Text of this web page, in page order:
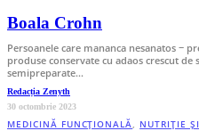
Boala Crohn
Persoanele care mananca nesanatos −
produse conservate cu adaos crescut de
semipreparate…
Redacția Zenyth
30 octombrie 2023
MEDICINĂ FUNCȚIONALĂ, NUTRIȚIE